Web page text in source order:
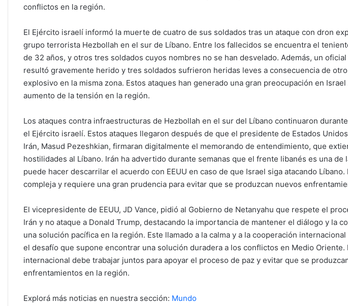
conflictos en la región.
El Ejército israelí informó la muerte de cuatro de sus soldados tras un ataque con dron
grupo terrorista Hezbollah en el sur de Líbano. Entre los fallecidos se encuentra el
de 32 años, y otros tres soldados cuyos nombres no se han desvelado. Además, un
resultó gravemente herido y tres soldados sufrieron heridas leves a consecuencia de
explosivo en la misma zona. Estos ataques han generado una gran preocupación en
aumento de la tensión en la región.
Los ataques contra infraestructuras de Hezbollah en el sur del Líbano continuaron
el Ejército israelí. Estos ataques llegaron después de que el presidente de Estados
Irán, Masud Pezeshkian, firmaran digitalmente el memorando de entendimiento, que
hostilidades al Líbano. Irán ha advertido durante semanas que el frente libanés es una de
puede hacer descarrilar el acuerdo con EEUU en caso de que Israel siga atacando Líbano.
compleja y requiere una gran prudencia para evitar que se produzcan nuevos
El vicepresidente de EEUU, JD Vance, pidió al Gobierno de Netanyahu que respete el
Irán y no ataque a Donald Trump, destacando la importancia de mantener el diálogo y la
una solución pacífica en la región. Este llamado a la calma y a la cooperación
el desafío que supone encontrar una solución duradera a los conflictos en Medio Oriente.
internacional debe trabajar juntos para apoyar el proceso de paz y evitar que se
enfrentamientos en la región.
Explorá más noticias en nuestra sección: Mundo